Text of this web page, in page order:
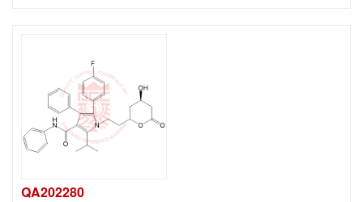
QA202280